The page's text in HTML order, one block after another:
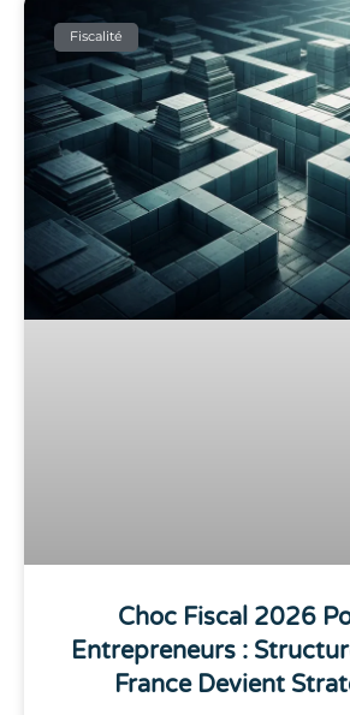
Fiscalité
Choc Fiscal 2026
Entrepreneurs :
France Devient